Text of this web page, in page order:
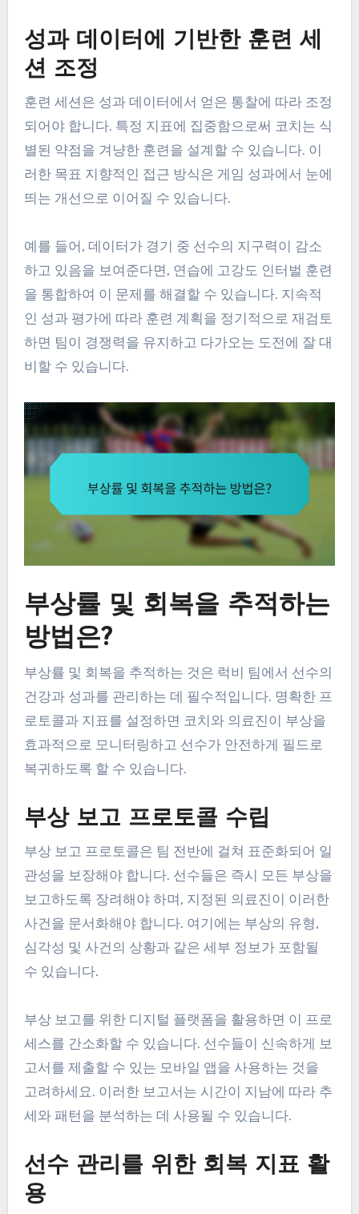
성과 데이터에 기반한 훈련 세
션 조정
훈련 세션은 성과 데이터에서 얻은 통찰에 따라 조정
되어야 합니다. 특정 지표에 집중함으로써 코치는 식
별된 약점을 겨냥한 훈련을 설계할 수 있습니다. 이
러한 목표 지향적인 접근 방식은 게임 성과에서 눈에
띄는 개선으로 이어질 수 있습니다.
예를 들어, 데이터가 경기 중 선수의 지구력이 감소
하고 있음을 보여준다면, 연습에 고강도 인터벌 훈련
을 통합하여 이 문제를 해결할 수 있습니다. 지속적
인 성과 평가에 따라 훈련 계획을 정기적으로 재검토
하면 팀이 경쟁력을 유지하고 다가오는 도전에 잘 대
비할 수 있습니다.
부상률 및 회복을 추적하는
방법은?
부상률 및 회복을 추적하는 것은 럭비 팀에서 선수의
건강과 성과를 관리하는 데 필수적입니다. 명확한 프
로토콜과 지표를 설정하면 코치와 의료진이 부상을
효과적으로 모니터링하고 선수가 안전하게 필드로
복귀하도록 할 수 있습니다.
부상 보고 프로토콜 수립
부상 보고 프로토콜은 팀 전반에 걸쳐 표준화되어 일
관성을 보장해야 합니다. 선수들은 즉시 모든 부상을
보고하도록 장려해야 하며, 지정된 의료진이 이러한
사건을 문서화해야 합니다. 여기에는 부상의 유형,
심각성 및 사건의 상황과 같은 세부 정보가 포함될
수 있습니다.
부상 보고를 위한 디지털 플랫폼을 활용하면 이 프로
세스를 간소화할 수 있습니다. 선수들이 신속하게 보
고서를 제출할 수 있는 모바일 앱을 사용하는 것을
고려하세요. 이러한 보고서는 시간이 지남에 따라 추
세와 패턴을 분석하는 데 사용될 수 있습니다.
선수 관리를 위한 회복 지표 활
용